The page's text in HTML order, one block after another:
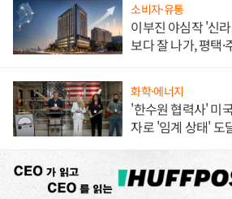
소비자·유통
이부진 야심작 '신
보다 잘 나가, 평택·
화학·에너지
'한수원 협력사' 미
자로 '임계 상태' 도